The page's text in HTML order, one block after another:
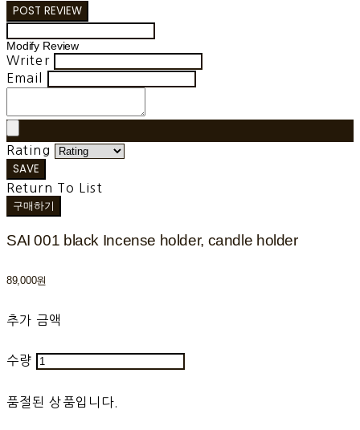
POST REVIEW
Modify Review
Writer
Email
Rating
SAVE
Return To List
구매하기
SAI 001 black Incense holder, candle holder
89,000원
추가 금액
수량
품절된 상품입니다.